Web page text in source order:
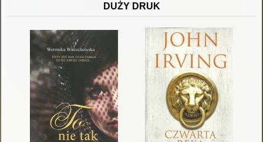
DUŻY DRUK